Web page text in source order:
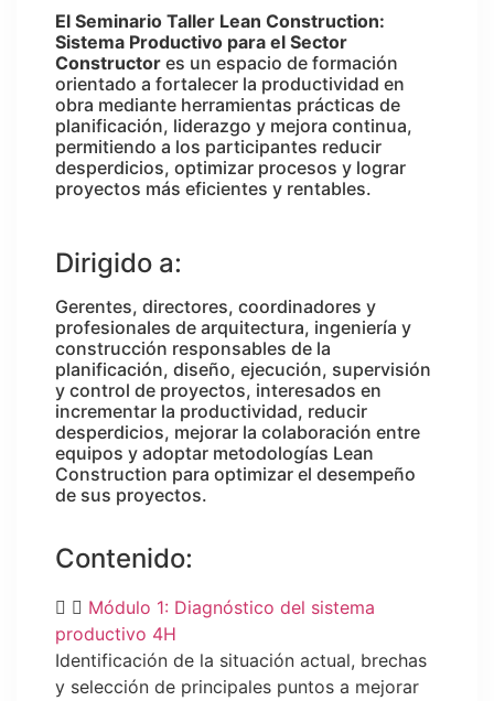
El Seminario Taller Lean Construction:
Sistema Productivo para el Sector
Constructor es un espacio de formación
orientado a fortalecer la productividad en
obra mediante herramientas prácticas de
planificación, liderazgo y mejora continua,
permitiendo a los participantes reducir
desperdicios, optimizar procesos y lograr
proyectos más eficientes y rentables.
Dirigido a:
Gerentes, directores, coordinadores y
profesionales de arquitectura, ingeniería y
construcción responsables de la
planificación, diseño, ejecución, supervisión
y control de proyectos, interesados en
incrementar la productividad, reducir
desperdicios, mejorar la colaboración entre
equipos y adoptar metodologías Lean
Construction para optimizar el desempeño
de sus proyectos.
Contenido:
Módulo 1: Diagnóstico del sistema
productivo 4H
Identificación de la situación actual, brechas
y selección de principales puntos a mejorar